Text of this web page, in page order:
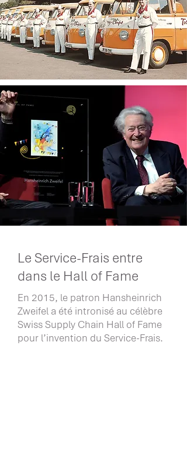
Le Service-Frais entre
dans le Hall of Fame
En 2015, le patron Hansheinrich
Zweifel a été intronisé au célèbre
Swiss Supply Chain Hall of Fame
pour l’invention du Service-Frais.